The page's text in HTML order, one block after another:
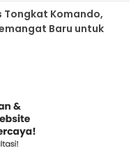
Tongkat Komando,
Baru untuk